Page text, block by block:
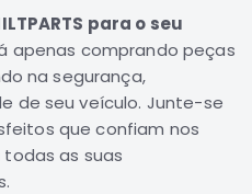
para o seu
apenas comprando peças
na segurança,
de seu veículo. Junte-se
que confiam nos
todas as suas